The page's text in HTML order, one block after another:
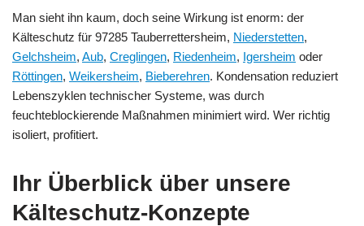
Man sieht ihn kaum, doch seine Wirkung ist enorm: der
Kälteschutz für 97285 Tauberrettersheim, Niederstetten,
Gelchsheim, Aub, Creglingen, Riedenheim, Igersheim oder
Röttingen, Weikersheim, Bieberehren. Kondensation reduziert
Lebenszyklen technischer Systeme, was durch
feuchteblockierende Maßnahmen minimiert wird. Wer richtig
isoliert, profitiert.
Ihr Überblick über unsere
Kälteschutz-Konzepte